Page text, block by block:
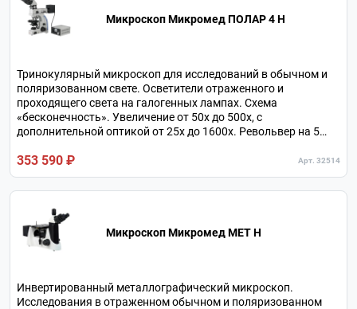
Микроскоп Микромед ПОЛАР 4 H
Тринокулярный микроскоп для исследований в обычном и
поляризованном свете. Осветители отраженного и
проходящего света на галогенных лампах. Схема
«бесконечность». Увеличение от 50х до 500х, с
дополнительной оптикой от 25х до 1600х. Револьвер на 5
фокусировкой. Круглый поворотный столик с накладным
препаратоводителем.
353 590 ₽ Арт. 32514
Микроскоп Микромед МЕТ H
Инвертированный металлографический микроскоп.
Исследования в отраженном обычном и поляризованном